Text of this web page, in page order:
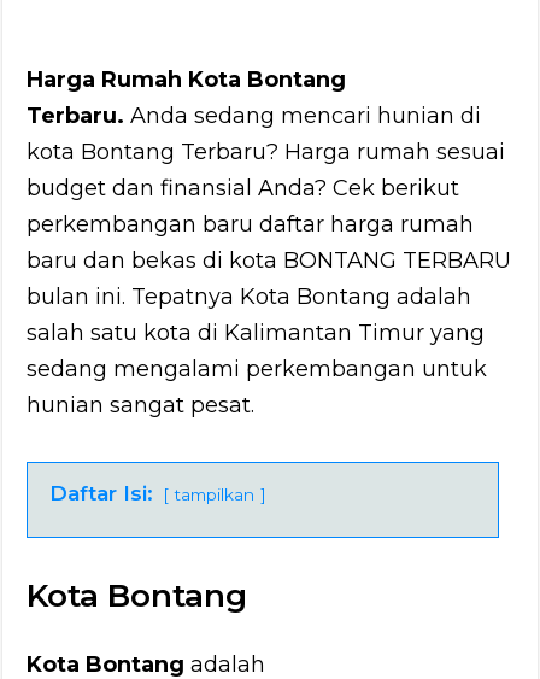
Harga Rumah Kota Bontang
Terbaru.Anda sedang mencari hunian di
kota Bontang Terbaru? Harga rumah sesuai
budget dan finansial Anda? Cek berikut
perkembangan baru daftar harga rumah
baru dan bekas di kota BONTANG TERBARU
bulan ini. Tepatnya Kota Bontang adalah
salah satu kota di Kalimantan Timur yang
sedang mengalami perkembangan untuk
hunian sangat pesat.
Daftar Isi: tampilkan
Kota Bontang
Kota Bontang adalah